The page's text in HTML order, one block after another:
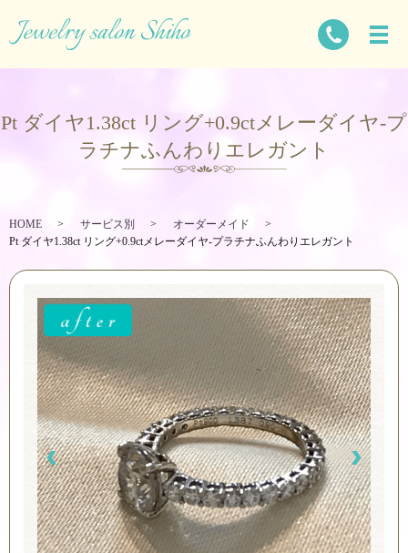
Pt ダイヤ1.38ct リング+0.9ctメレーダイヤ-プ
ラチナふんわりエレガント
HOME サービス別
オーダーメイド
Pt ダイヤ1.38ct リング+0.9ctメレーダイヤ-プラチナふんわりエレガント